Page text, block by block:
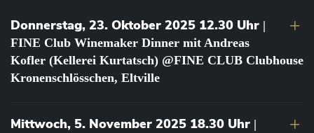
Donnerstag, 23. Oktober 2025 12.30 Uhr |
FINE Club Winemaker Dinner mit Andreas
Kofler (Kellerei Kurtatsch) @FINE CLUB Clubhouse
Kronenschlösschen, Eltville
Mittwoch, 5. November 2025 18.30 Uhr |